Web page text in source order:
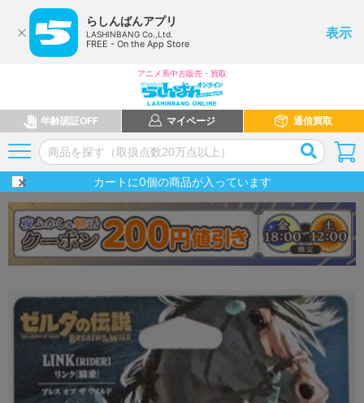
らしんばんアプリ
LASHINBANG Co.,Ltd.
FREE - On the App Store
表示
アニメ系中古販売・買取
年齢認証OFF マイページ 通信買取
カートに0個の商品が入っています